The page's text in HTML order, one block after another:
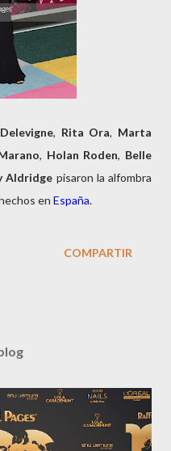
, Rita Ora, Marta
, Holan Roden, Belle
Aldridge pisaron la alfombra
en España.
COMPARTIR